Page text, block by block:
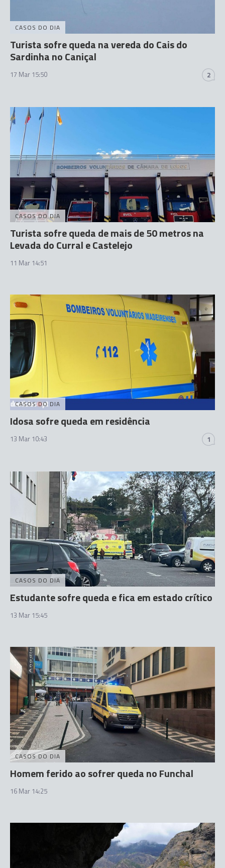
CASOS DO DIA
Turista sofre queda na vereda do Cais do
Sardinha no Caniçal
17 Mar 15:50 2
CASOS DO DIA
Turista sofre queda de mais de 50 metros na
Levada do Curral e Castelejo
11 Mar 14:51
CASOS DO DIA
Idosa sofre queda em residência
13 Mar 10:43 1
CASOS DO DIA
Estudante sofre queda e fica em estado crítico
13 Mar 15:45
CASOS DO DIA
Homem ferido ao sofrer queda no Funchal
16 Mar 14:25